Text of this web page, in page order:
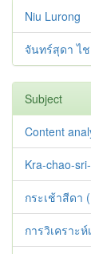
Niu Lurong
จันทร์สุดา ไ
Subject
Content
Kra-chao-
กระเช้าสีดา
การวิเคราะห์